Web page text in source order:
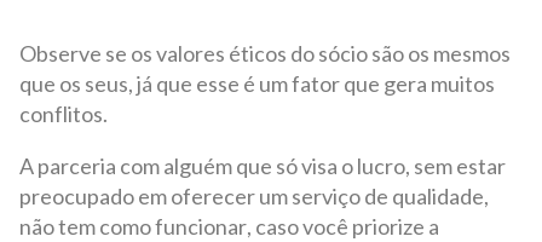
Observe se os valores éticos do sócio são os mesmos
que os seus, já que esse é um fator que gera muitos
conflitos.
A parceria com alguém que só visa o lucro, sem estar
preocupado em oferecer um serviço de qualidade,
não tem como funcionar, caso você priorize a